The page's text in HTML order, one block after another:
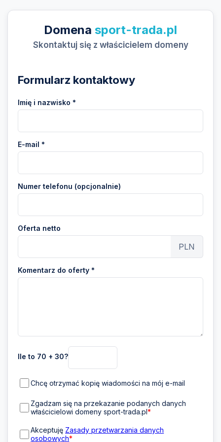
Domena sport-trada.pl
Skontaktuj się z właścicielem domeny
Formularz kontaktowy
Imię i nazwisko *
E-mail *
Numer telefonu (opcjonalnie)
Oferta netto
PLN
Komentarz do oferty *
Ile to 70 + 30?
Chcę otrzymać kopię wiadomości na mój e-mail
Zgadzam się na przekazanie podanych danych
właścicielowi domeny sport-trada.pl*
Akceptuję Zasady przetwarzania danych
osobowych*